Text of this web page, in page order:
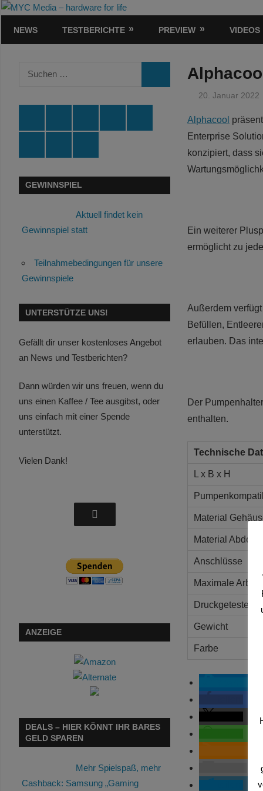
Zum
MYC
Media
hardware
NEWS TESTBERICHTE PREVIEW VIDEOS
20. Januar 2022
Alphacool
Enterprise
konzipiert, dass
Ein weiterer
ermöglicht zu
Außerdem
Befüllen,
erlauben. Das
Der
enthalten.
Technische
L x B x H
Material
Material
Anschlüsse
Maximale
Druckgetestet
Gewicht
Farbe
Suchen
GEWINNSPIEL
Aktuell findet kein
Gewinnspiel statt
Teilnahmebedingungen für unsere
Gewinnspiele
UNTERSTÜTZE UNS!
Gefällt dir unser kostenloses Angebot
an News und Testberichten?
Dann würden wir uns freuen, wenn du
uns einen Kaffee / Tee ausgibst, oder
uns einfach mit einer Spende
unterstützt.
Vielen Dank!
ANZEIGE
DEALS – HIER KÖNNT IHR BARES
GELD SPAREN
Mehr Spielspaß, mehr
Cashback: Samsung „Gaming